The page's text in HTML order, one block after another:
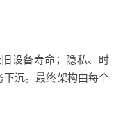
设备寿命；隐私、时
下沉。最终架构由每个